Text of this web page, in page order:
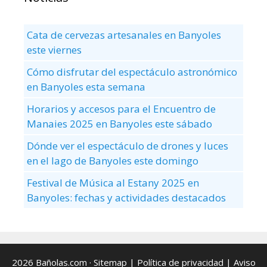
Cata de cervezas artesanales en Banyoles
este viernes
Cómo disfrutar del espectáculo astronómico
en Banyoles esta semana
Horarios y accesos para el Encuentro de
Manaies 2025 en Banyoles este sábado
Dónde ver el espectáculo de drones y luces
en el lago de Banyoles este domingo
Festival de Música al Estany 2025 en
Banyoles: fechas y actividades destacados
2026 Bañolas.com · Sitemap | Política de privacidad | Aviso